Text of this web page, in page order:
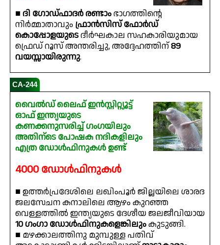
■ ദി ഗോഡ്ഫാദർ രണ്ടാംഭാഗത്തിൻ്റെ
നിർമ്മാതാവും ഫ്രാൻസിസ് ഫോർഡ്
കൊപ്പോളയുടെദീർഘകാല സഹകാരിയുമായ
ഫ്രെഡ് റൂസ് അന്തരിച്ചു, അദ്ദേഹത്തിന്89
വയസ്സായിരുന്നു.
CA-244
വൈൽഡ് ലൈഫ് ഇൻസ്റ്റിറ്റ്യൂട്ട്
ഓഫ് ഇന്ത്യയുടെ
കണക്കനുസരിച്ച് ഗംഗയിലും
അതിന്ടെ പോഷക നദികളിലും
എത്ര ഡോൾഫിനുകൾ ഉണ്ട്
4000 ഡോൾഫിനുകൾ
■ ഉത്തർപ്രദേശിലെ ലഖിംപൂർ ജില്ലയിലെ ശാരദ
ജലസേചന കനാലിലെ ആഴം കുറഞ്ഞ
വെള്ളത്തിൽ ഇന്ത്യയുടെ ദേശീയ ജലജീവിയായ
10 ഗംഗാ ഡോൾഫിനുകളെങ്കിലുംകുടുങ്ങി.
■ മഴക്കാലത്തിനു മുമ്പുള്ള പതിവ്